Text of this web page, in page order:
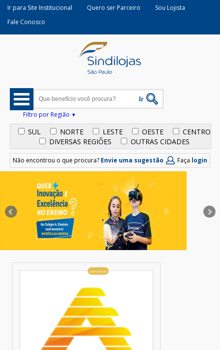
Ir para Site Institucional Quero ser Parceiro
Sou Lojista
Fale Conosco
Filtro por Região
SUL NORTE LESTE OESTE
CENTRO
DIVERSAS REGIÕES
OUTRAS CIDADES
Não encontrou o que procura? Envie uma sugestão Faça login
anúncio